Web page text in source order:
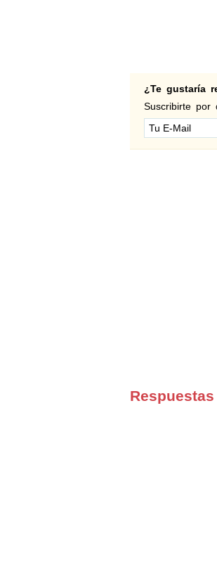
¿Te gustaría
Suscribirte por